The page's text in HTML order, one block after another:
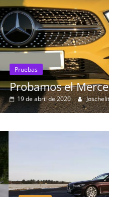
Benz A200d
0